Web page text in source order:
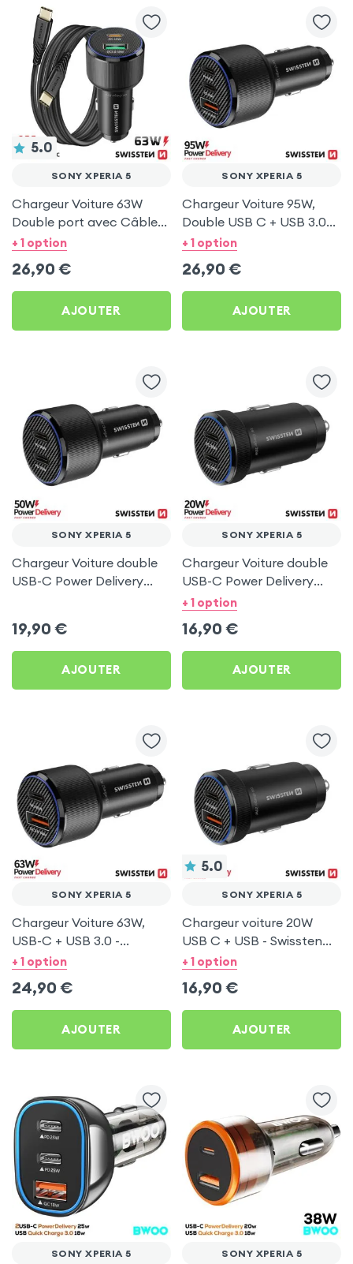
5.0
SONY XPERIA 5
Chargeur Voiture 63W
Double port avec Câble
USB C 1m pour Sony
+ 1 option
26,90 €
AJOUTER
SONY XPERIA 5
Chargeur Voiture 95W,
Double USB C + USB 3.0
pour Sony Xperia 5
+ 1 option
26,90 €
AJOUTER
SONY XPERIA 5
Chargeur Voiture double
USB-C Power Delivery
19,90 €
AJOUTER
SONY XPERIA 5
Chargeur Voiture double
USB-C Power Delivery
20W - Swissten pour Sony
+ 1 option
16,90 €
AJOUTER
SONY XPERIA 5
Chargeur Voiture 63W,
USB-C + USB 3.0 -
Swissten pour Sony Xperia
+ 1 option
24,90 €
AJOUTER
5.0
SONY XPERIA 5
Chargeur voiture 20W
USB C + USB - Swissten
pour Sony Xperia 5
+ 1 option
16,90 €
AJOUTER
SONY XPERIA 5 SONY XPERIA 5